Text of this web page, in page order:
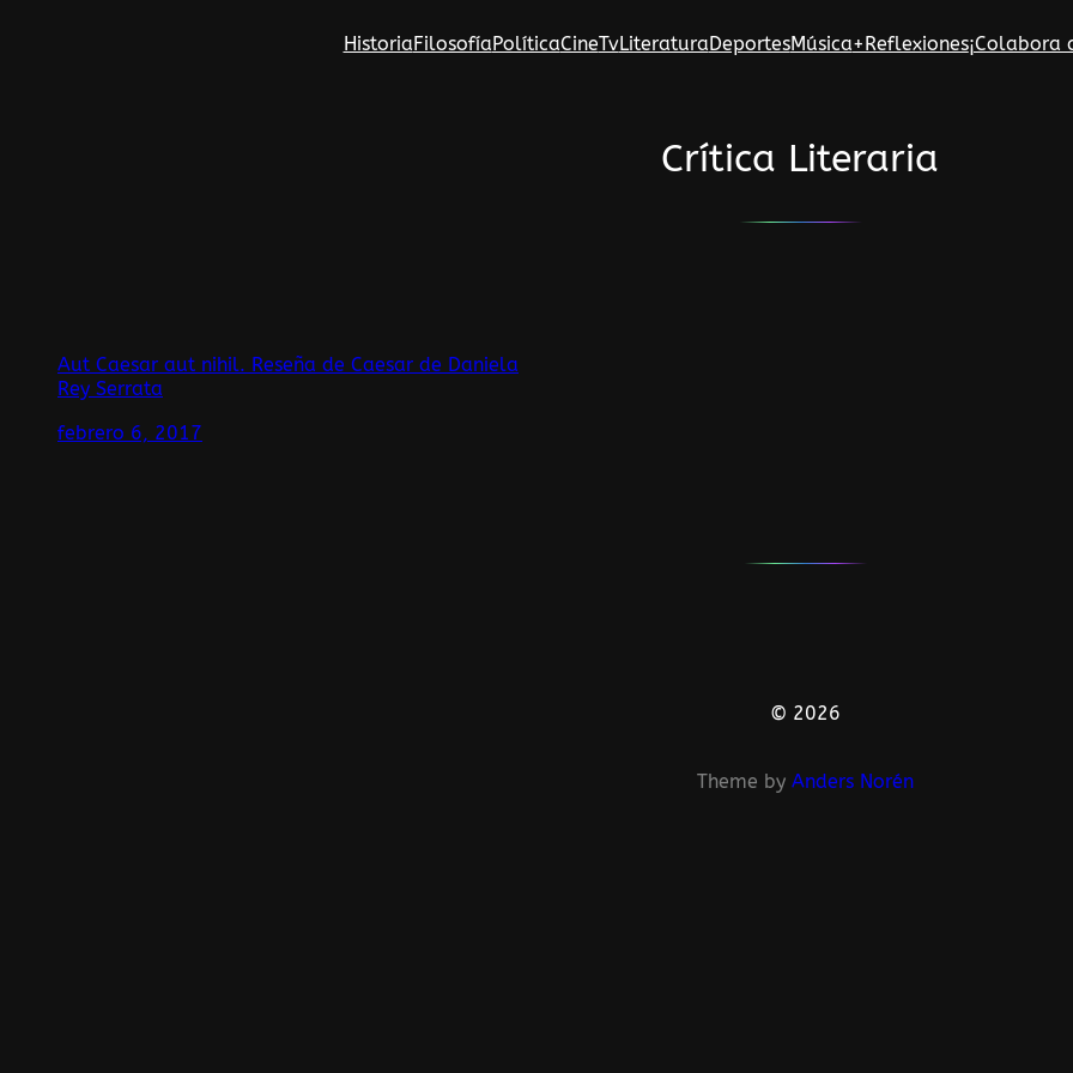
HistoriaFilosofíaPolíticaCineTvLiteraturaDeportesMúsica+Reflexiones¡Colabora
Crítica Literaria
Aut Caesar aut nihil. Reseña de Caesar de Daniela
Rey Serrata
febrero 6, 2017
© 2026
Theme by Anders Norén